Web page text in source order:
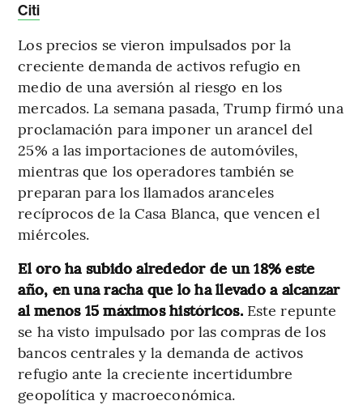
Citi
Los precios se vieron impulsados ​​por la
creciente demanda de activos refugio en
medio de una aversión al riesgo en los
mercados. La semana pasada, Trump firmó una
proclamación para imponer un arancel del
25% a las importaciones de automóviles,
mientras que los operadores también se
preparan para los llamados aranceles
recíprocos de la Casa Blanca, que vencen el
miércoles.
El oro ha subido alrededor de un 18% este
año, en una racha que lo ha llevado a alcanzar
al menos 15 máximos históricos.Este repunte
se ha visto impulsado por las compras de los
bancos centrales y la demanda de activos
refugio ante la creciente incertidumbre
geopolítica y macroeconómica.